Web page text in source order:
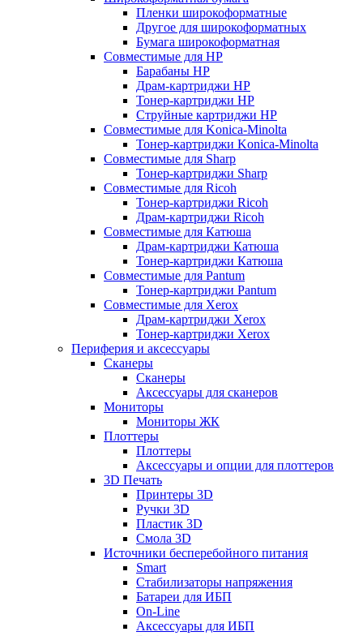
Пленки широкоформатные
Другое для широкоформатных
Бумага широкоформатная
Совместимые для HP
Барабаны HP
Драм-картриджи HP
Тонер-картриджи HP
Струйные картриджи HP
Совместимые для Konica-Minolta
Тонер-картриджи Konica-Minolta
Совместимые для Sharp
Тонер-картриджи Sharp
Совместимые для Ricoh
Тонер-картриджи Ricoh
Драм-картриджи Ricoh
Совместимые для Катюша
Драм-картриджи Катюша
Тонер-картриджи Катюша
Совместимые для Pantum
Тонер-картриджи Pantum
Совместимые для Xerox
Драм-картриджи Xerox
Тонер-картриджи Xerox
Периферия и аксессуары
Сканеры
Сканеры
Аксессуары для сканеров
Мониторы
Мониторы ЖК
Плоттеры
Плоттеры
Аксессуары и опции для плоттеров
3D Печать
Принтеры 3D
Ручки 3D
Пластик 3D
Смола 3D
Источники бесперебойного питания
Smart
Стабилизаторы напряжения
Батареи для ИБП
On-Line
Аксессуары для ИБП